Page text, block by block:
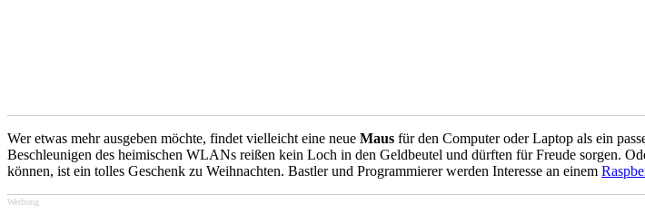
Wer etwas mehr ausgeben möchte, findet vielleicht eine neue Maus für den Computer oder Laptop als ein
Beschleunigen des heimischen WLANs reißen kein Loch in den Geldbeutel und dürften für Freude sorgen.
können, ist ein tolles Geschenk zu Weihnachten. Bastler und Programmierer werden Interesse an einem
Werbung